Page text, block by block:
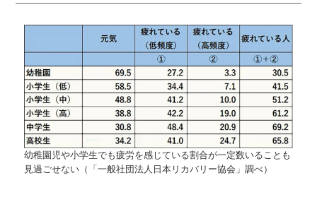
幼稚園児や小学生でも疲労を感じている割合が一定数いることも
見過ごせない（「一般社団法人日本リカバリー協会」調べ）